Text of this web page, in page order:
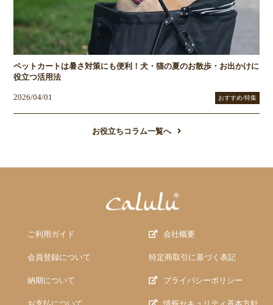
ペットカートは暑さ対策にも便利！犬・猫の夏のお散歩・お出かけに
役立つ活用法
2026/04/01 おすすめ/特集
お役立ちコラム一覧へ
ご利用ガイド
会員登録について
納期について
会社概要
特定商取引に基づく表記
プライバシーポリシー